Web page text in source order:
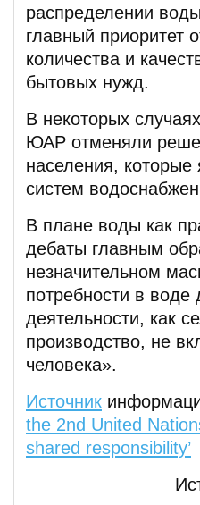
распределении
главный приоритет
количества и
бытовых нужд.
В некоторых
ЮАР отменяли
населения,
систем
В плане воды как
дебаты главным
незначительном
потребности в
деятельности, как
производство, не
человека».
Источник
the 2nd United
shared responsibility’